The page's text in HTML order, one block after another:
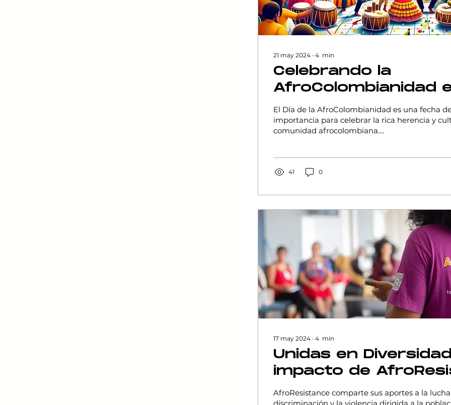
21 may 2024 ∙ 4 min
Celebrando la
AfroColombianidad
de incertidumbre
futuro del Ministerio
Igualdad
El Día de la AfroColombianidad es una fecha
importancia para celebrar la rica herencia y
comunidad afrocolombiana....
41 0
17 may 2024 ∙ 4 min
Unidas en
impacto de
la lucha contra la
AfroResistance comparte sus aportes a la